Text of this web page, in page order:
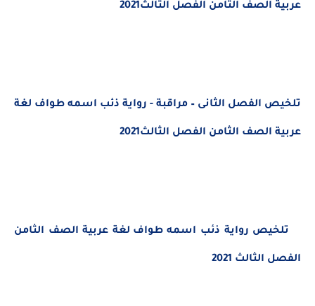
عربية الصف الثامن الفصل الثالث2021
تلخيص الفصل الثانى – مراقبة - رواية ذئب اسمه طواف لغة
عربية الصف الثامن الفصل الثالث2021
تلخيص رواية ذئب اسمه طواف لغة عربية الصف الثامن
الفصل الثالث 2021